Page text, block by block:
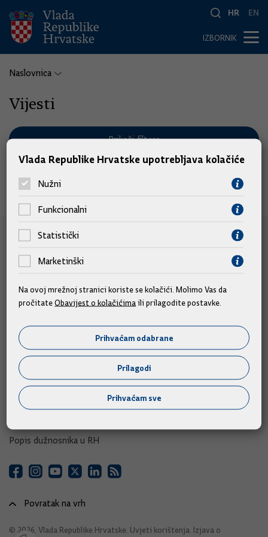
HR EN
IZBORNIK
Naslovnica
Vijesti
Prikaži filtere
Nema pronađenih vijesti.
e-Građani
e-Građani
e-Savjetovanja
Portal otvorenih podataka RH
Izvozni portal
Adresar
Središnji katalog službenih dokumenata RH
Adresar tijela javne vlasti
Popis dužnosnika u RH
Povratak na vrh
© 2026. Vlada Republike Hrvatske. Uvjeti korištenja Izjava o
Vlada Republike Hrvatske upotrebljava kolačiće
Nužni
Funkcionalni
Statistički
Marketinški
Na ovoj mrežnoj stranici koriste se kolačići. Molimo Vas da
pročitateObavijest o kolačićima ili prilagodite postavke.
Prihvaćam odabrane
Prilagodi
Prihvaćam sve